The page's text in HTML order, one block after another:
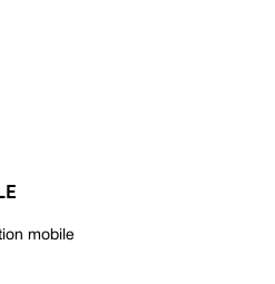
mobile